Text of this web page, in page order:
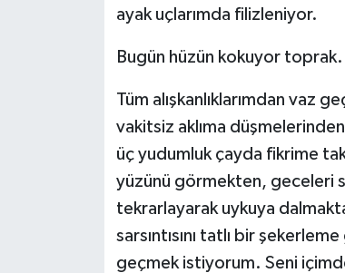
ayak uçlarımda filizleniyor.
Bugün hüzün kokuyor toprak.
Tüm alışkanlıklarımdan vaz
vakitsiz aklıma
üç yudumluk çayda fikrime
yüzünü görmekten, geceleri
tekrarlayarak uykuya
sarsıntısını tatlı bir
geçmek istiyorum. Seni